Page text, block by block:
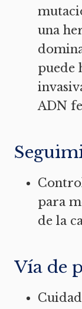
una
puede
ADN
para
de la
Vía de